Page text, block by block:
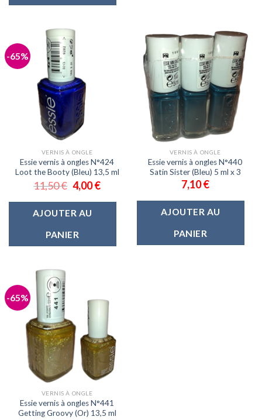
-65%
VERNIS À ONGLE
Essie vernis à ongles N°424
Loot the Booty (Bleu) 13,5 ml
11,50€ 4,00€
AJOUTER AU
PANIER
VERNIS À ONGLE
Essie vernis à ongles N°440
Satin Sister (Bleu) 5 ml x 3
7,10€
AJOUTER AU
PANIER
-65%
VERNIS À ONGLE
Essie vernis à ongles N°441
Getting Groovy (Or) 13,5 ml